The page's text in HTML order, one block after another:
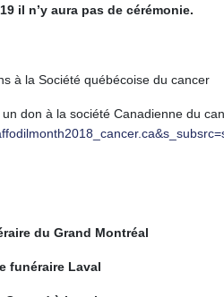
il n’y aura pas de cérémonie.
à la Société québécoise du cancer
don à la société Canadienne du
du Grand Montréal
funéraire Laval